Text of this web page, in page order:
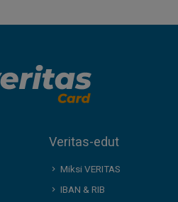
Veritas-edut
Miksi VERITAS
IBAN & RIB